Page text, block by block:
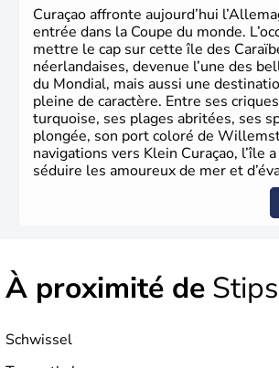
Curaçao affronte aujourd’hui
entrée dans la Coupe du monde.
mettre le cap sur cette île des
néerlandaises, devenue l’une des
du Mondial, mais aussi une
pleine de caractère. Entre ses
turquoise, ses plages abritées, ses
plongée, son port coloré de
navigations vers Klein Curaçao, l’île
séduire les amoureux de mer et
À proximité de
Schwissel